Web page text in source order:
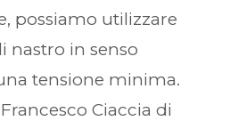
possiamo utilizzare
nastro in senso
tensione minima.
Ciaccia di